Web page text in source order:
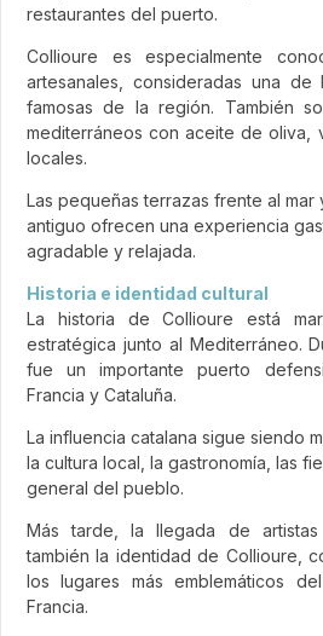
restaurantes del puerto.
Collioure es especialmente
artesanales, consideradas una de
famosas de la región. También
mediterráneos con aceite de oliva,
locales.
Las pequeñas terrazas frente al mar
antiguo ofrecen una experiencia
agradable y relajada.
Historia e identidad cultural
La historia de Collioure está
estratégica junto al Mediterráneo.
fue un importante puerto
Francia y Cataluña.
La influencia catalana sigue siendo
la cultura local, la gastronomía, las
general del pueblo.
Más tarde, la llegada de
también la identidad de Collioure,
los lugares más emblemáticos
Francia.